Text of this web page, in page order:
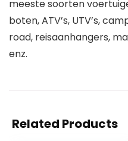
meeste soorten
boten, ATV’s, UTV’s,
road, reisaanhangers,
enz.
Related Products